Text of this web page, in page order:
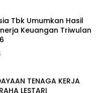
Tbk Umumkan Hasil
Keuangan Triwulan
TENAGA KERJA
LESTARI